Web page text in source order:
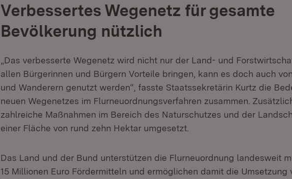
Verbessertes Wegenetz für gesamte
Bevölkerung nützlich
„Das verbesserte Wegenetz wird nicht nur der Land- und
allen Bürgerinnen und Bürgern Vorteile bringen, kann es doch auch
und Wanderern genutzt werden“, fasste Staatssekretärin Kurtz die
neuen Wegenetzes im Flurneuordnungsverfahren zusammen.
zahlreiche Maßnahmen im Bereich des Naturschutzes und der
einer Fläche von rund zehn Hektar umgesetzt.
Das Land und der Bund unterstützen die Flurneuordnung landesweit
15 Millionen Euro Fördermitteln und ermöglichen damit die Umsetzung